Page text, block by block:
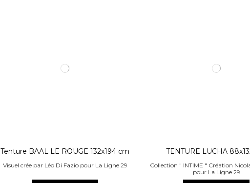
Tenture BAAL LE ROUGE 132x194 cm
Visuel crée par Léo Di Fazio pour La Ligne 29
TENTURE LUCHA
Collection " INTIME " Création
pour La Ligne 29